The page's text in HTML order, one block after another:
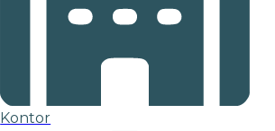
Kontor